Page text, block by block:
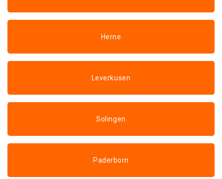
Herne
Leverkusen
Solingen
Paderborn